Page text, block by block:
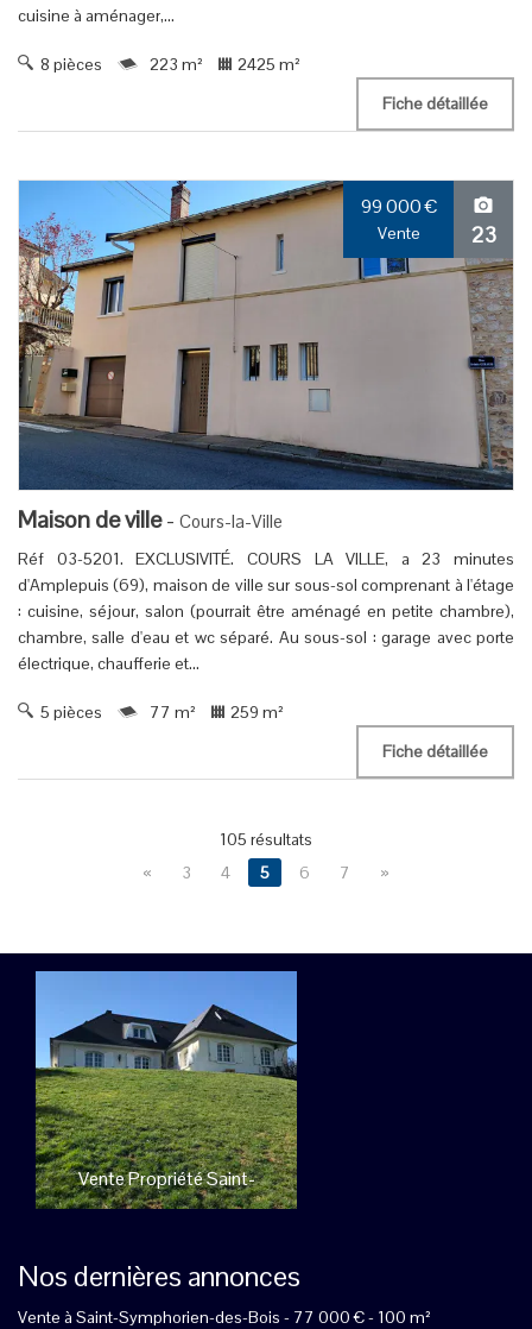
cuisine à aménager,...
8 pièces 223 m²
2425 m²
Fiche détaillée
99 000€
Vente 23
Maison de ville- Cours-la-Ville
Réf 03-5201. EXCLUSIVITÉ. COURS LA VILLE, a 23 minutes
d'Amplepuis (69), maison de ville sur sous-sol comprenant à l'étage
: cuisine, séjour, salon (pourrait être aménagé en petite chambre),
chambre, salle d'eau et wc séparé. Au sous-sol : garage avec porte
électrique, chaufferie et...
5 pièces 77 m²
259 m²
Fiche détaillée
105 résultats
«
3 4 5 6 7 »
VentePropriétéSaint-
Symphorien-des-Bois
Nos dernières annonces
Vente à Saint-Symphorien-des-Bois - 77 000 €- 100 m²